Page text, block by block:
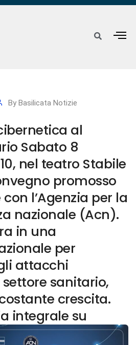
By Basilicata Notizie
al
Sabato 8
nel teatro Stabile
promosso
l’Agenzia per la
nazionale (Acn).
in una
per
attacchi
sanitario,
crescita.
integrale su